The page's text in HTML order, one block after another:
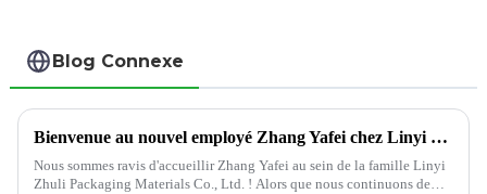
Blog Connexe
Bienvenue au nouvel employé Zhang Yafei chez Linyi Zhuli Packaging Materials Co., Ltd.
Nous sommes ravis d'accueillir Zhang Yafei au sein de la famille Linyi
Zhuli Packaging Materials Co., Ltd. ! Alors que nous continuons de